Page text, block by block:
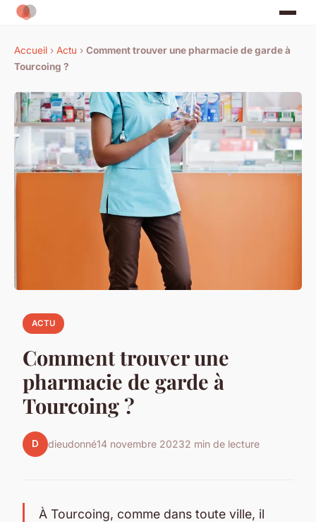
Accueil › Actu › Comment trouver une pharmacie de garde à
Tourcoing ?
ACTU
Comment trouver une
pharmacie de garde à
Tourcoing ?
D dieudonné14 novembre 20232 min de lecture
À Tourcoing, comme dans toute ville, il